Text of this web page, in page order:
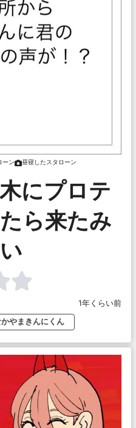
ーン 昼寝したスタローン
にプロテ
ら来たみ
1年くらい前
やまきんにくん